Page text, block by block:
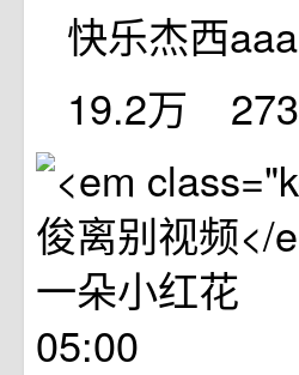
快乐杰西aaa
19.2万
273
05:00